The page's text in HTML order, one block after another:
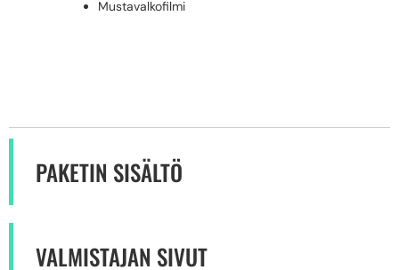
Mustavalkofilmi
PAKETIN SISÄLTÖ
VALMISTAJAN SIVUT